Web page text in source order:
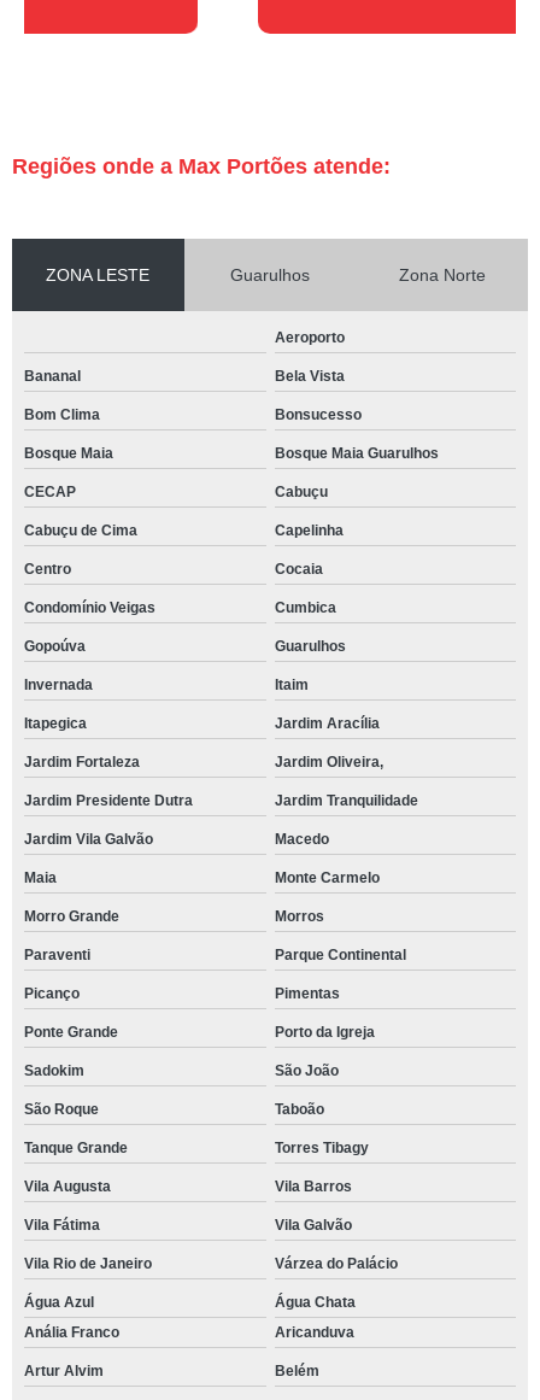
Regiões onde a Max Portões atende:
ZONA LESTE Guarulhos Zona Norte
Aeroporto
Bananal Bela Vista
Bom Clima Bonsucesso
Bosque Maia Bosque Maia Guarulhos
CECAP Cabuçu
Cabuçu de Cima Capelinha
Centro Cocaia
Condomínio Veigas Cumbica
Gopoúva Guarulhos
Invernada Itaim
Itapegica Jardim Aracília
Jardim Fortaleza Jardim Oliveira,
Jardim Presidente Dutra Jardim Tranquilidade
Jardim Vila Galvão Macedo
Maia Monte Carmelo
Morro Grande Morros
Paraventi Parque Continental
Picanço Pimentas
Ponte Grande Porto da Igreja
Sadokim São João
São Roque Taboão
Tanque Grande Torres Tibagy
Vila Augusta Vila Barros
Vila Fátima Vila Galvão
Vila Rio de Janeiro Várzea do Palácio
Água Azul
Água Chata
Anália Franco
Aricanduva
Artur Alvim Belém